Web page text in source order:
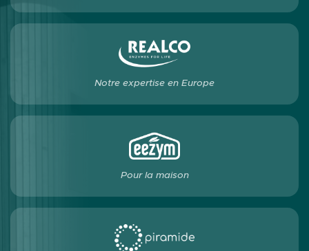
Notre expertise en Europe
Pour la maison